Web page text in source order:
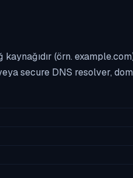
(örn.
secure DNS resolver,